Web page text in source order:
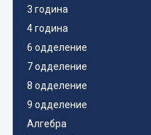
3 година
4 година
6 одделение
7 одделение
8 одделение
9 одделение
Алгебра